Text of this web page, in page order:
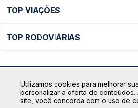
Ônibus São Paulo
TOP VIAÇÕES
Passagens Pássaro Marron
+ Viações
TOP RODOVIÁRIAS
Rodoviária Belo Horizonte - Gov. Israel
Rodoviária Curitiba
Calçada das Margaridas, 163 - Sala 02
Comercial Alphaville, Barueri - SP |
Utilizamos cookies para melhorar
personalizar a oferta de conteúdos.
site, você concorda com o uso de